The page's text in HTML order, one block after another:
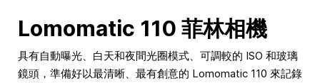
Lomomatic 110 菲林相機
具有自動曝光、白天和夜間光圈模式、可調較的 ISO 和玻璃
鏡頭，準備好以最清晰、最有創意的 Lomomatic 110 來記錄